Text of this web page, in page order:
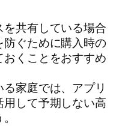
共有している場合
ぐために購入時の
くことをおすすめ
家庭では、アプリ
して予期しない高